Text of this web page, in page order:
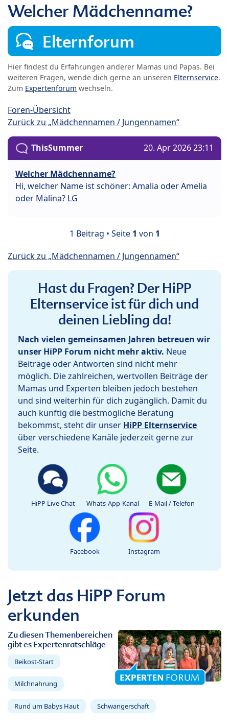
Welcher Mädchenname?
Elternforum
Hier findest du Erfahrungen anderer Mamas und Papas. Bei
weiteren Fragen, wende dich gerne an unseren Elternservice.
Zum Expertenforum wechseln.
Foren-Übersicht
Zurück zu „Mädchennamen / Jungennamen“
ThisSummer 20. Apr 2026 23:11
Welcher Mädchenname?
Hi, welcher Name ist schöner: Amalia oder Amelia
oder Malina? LG
1 Beitrag • Seite 1 von 1
Zurück zu „Mädchennamen / Jungennamen“
Hast du Fragen? Der HiPP
Elternservice ist für dich und
deinen Liebling da!
Nach vielen gemeinsamen Jahren betreuen wir
unser HiPP Forum nicht mehr aktiv. Neue
Beiträge oder Antworten sind nicht mehr
möglich. Die zahlreichen, wertvollen Beiträge der
Mamas und Experten bleiben jedoch bestehen
und sind weiterhin für dich zugänglich. Damit du
auch künftig die bestmögliche Beratung
bekommst, steht dir unser HiPP Elternservice
über verschiedene Kanäle jederzeit gerne zur
Seite.
HiPP Live Chat Whats-App-Kanal E-Mail / Telefon
Facebook Instagram
Jetzt das HiPP Forum
erkunden
Zu diesen Themenbereichen
gibt es Expertenratschläge
Beikost-Start
Milchnahrung
Rund um Babys Haut Schwangerschaft